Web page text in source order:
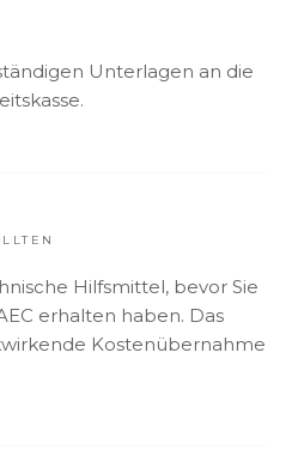
Unterlagen an die
Hilfsmittel, bevor Sie
erhalten haben. Das
Kostenübernahme